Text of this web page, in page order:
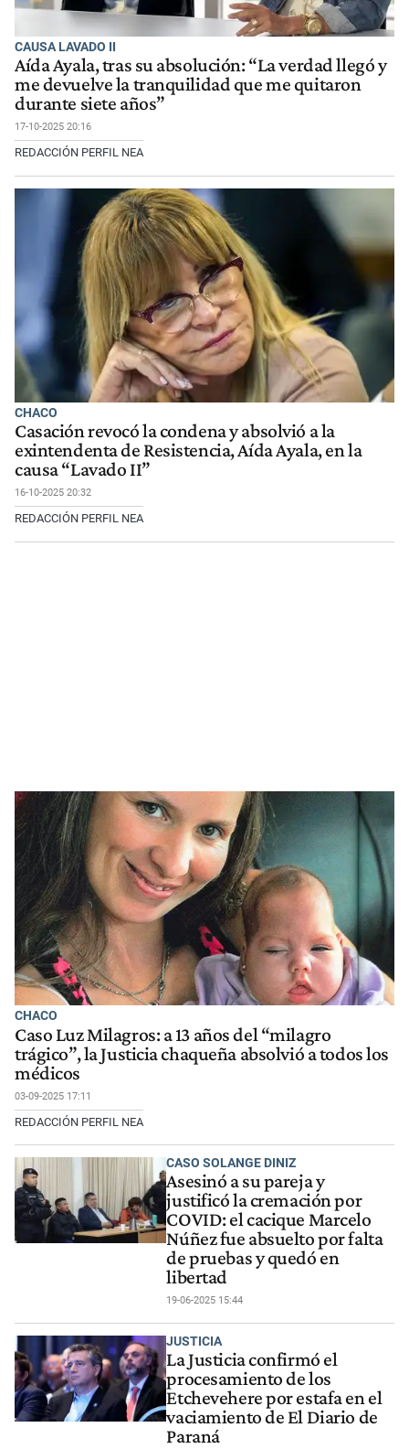
CAUSA LAVADO II
Aída Ayala, tras su absolución: “La verdad llegó y
me devuelve la tranquilidad que me quitaron
durante siete años”
17-10-2025 20:16
REDACCIÓN PERFIL NEA
CHACO
Casación revocó la condena y absolvió a la
exintendenta de Resistencia, Aída Ayala, en la
causa “Lavado II”
16-10-2025 20:32
REDACCIÓN PERFIL NEA
CHACO
Caso Luz Milagros: a 13 años del “milagro
trágico”, la Justicia chaqueña absolvió a todos los
médicos
03-09-2025 17:11
REDACCIÓN PERFIL NEA
CASO SOLANGE DINIZ
Asesinó a su pareja y
justificó la cremación por
COVID: el cacique Marcelo
Núñez fue absuelto por falta
de pruebas y quedó en
libertad
19-06-2025 15:44
JUSTICIA
La Justicia confirmó el
procesamiento de los
Etchevehere por estafa en el
vaciamiento de El Diario de
Paraná